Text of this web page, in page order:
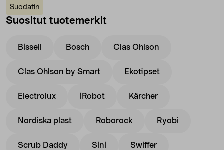
Suodatin
Suositut tuotemerkit
Bissell Bosch Clas Ohlson
Clas Ohlson by Smart Ekotipset
Electrolux iRobot Kärcher
Nordiska plast Roborock Ryobi
Scrub Daddy Sini Swiffer